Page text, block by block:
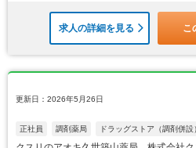
求人の詳細を見る こ
更新日：2026年5月26日
正社員 調剤薬局 ドラッグストア（調剤併設